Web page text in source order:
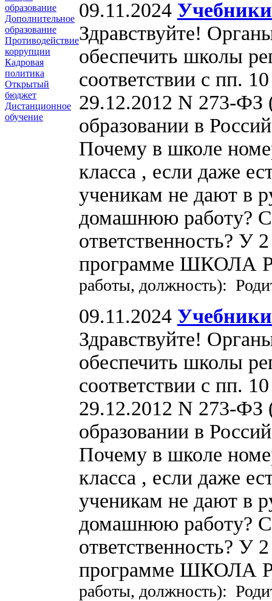
образование
Дополнительное
образование
Противодействие
коррупции
Кадровая
политика
Открытый
бюджет
Дистанционное
обучение
09.11.2024
Здравствуйте!
обеспечить школы
соответствии с пп.
29.12.2012 N 273-ФЗ
образовании в
Почему в школе
класса , если даже
ученикам не дают в
домашнюю работу?
ответственность? У
программе
работы, должность):
09.11.2024
Здравствуйте!
обеспечить школы
соответствии с пп.
29.12.2012 N 273-ФЗ
образовании в
Почему в школе
класса , если даже
ученикам не дают в
домашнюю работу?
ответственность? У
программе
работы, должность):